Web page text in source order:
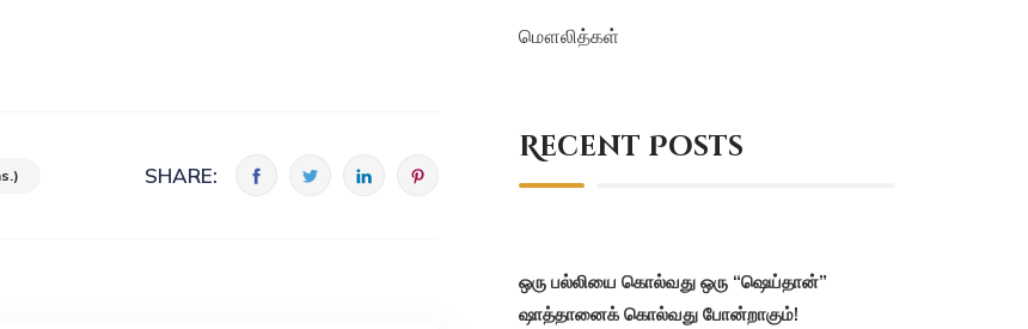
SHARE:
மௌலித்கள்
Recent Posts
ஒரு பல்லியை கொல்வது ஒரு “ஷெய்தான்”
ஷாத்தானைக் கொல்வது போன்றாகும்!